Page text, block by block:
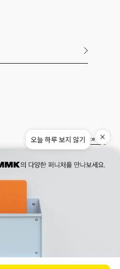
86-02281
5778
Seoul, Korea
Instagram Pinterest
오늘 하루 보지 않기